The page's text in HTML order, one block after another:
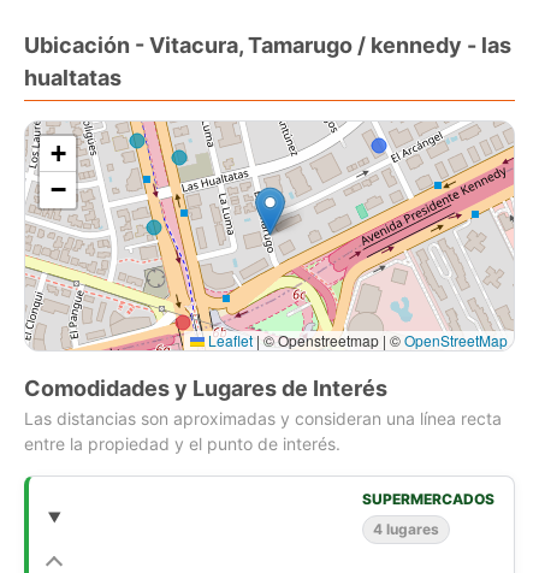
Ubicación - Vitacura, Tamarugo / kennedy - las
hualtatas
+
−
Leaflet| © Openstreetmap | ©OpenStreetMap
Comodidades y Lugares de Interés
Las distancias son aproximadas y consideran una línea recta
entre la propiedad y el punto de interés.
SUPERMERCADOS
4 lugares